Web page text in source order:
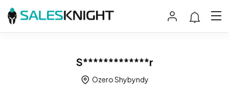
S*************r
Ozero Shybyndy